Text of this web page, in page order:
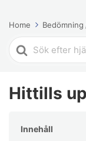
Home
Search
For
Hittills
Innehåll